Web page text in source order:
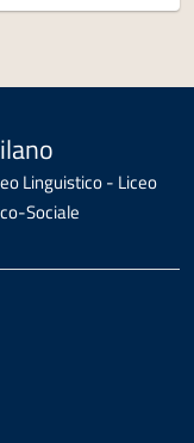
Linguistico - Liceo
Sociale